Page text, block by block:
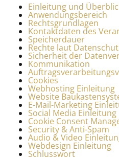
Einleitung und
Anwendungsbereich
Rechtsgrundlagen
Kontaktdaten des
Speicherdauer
Rechte laut
Sicherheit der
Kommunikation
Cookies
Webhosting Einleitung
Website
E-Mail-Marketing
Social Media Einleitung
Cookie Consent
Security & Anti-Spam
Audio & Video
Webdesign Einleitung
Schlusswort